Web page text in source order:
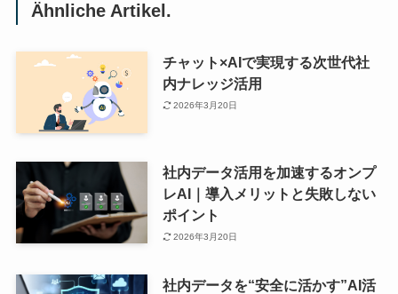
Ähnliche Artikel.
チャット×AIで実現する次世代社
内ナレッジ活用
2026年3月20日
社内データ活用を加速するオンプ
レAI｜導入メリットと失敗しない
ポイント
2026年3月20日
社内データを“安全に活かす”AI活